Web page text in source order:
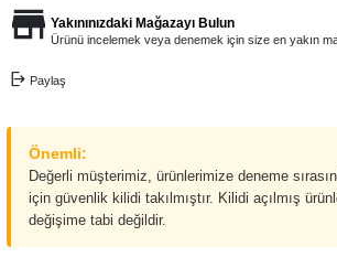
Yakınınızdaki Mağazayı Bulun
Ürünü incelemek veya denemek için size en yakın
Paylaş
Önemli:
Değerli müşterimiz, ürünlerimize deneme
için güvenlik kilidi takılmıştır. Kilidi açılmış
değişime tabi değildir.